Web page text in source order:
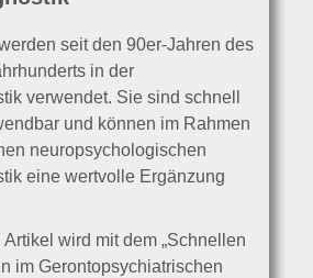
seit den 90er-Jahren des
in der
verwendet. Sie sind schnell
und können im Rahmen
neuropsychologischen
eine wertvolle Ergänzung
Artikel wird mit dem „Schnellen
im Gerontopsychiatrischen